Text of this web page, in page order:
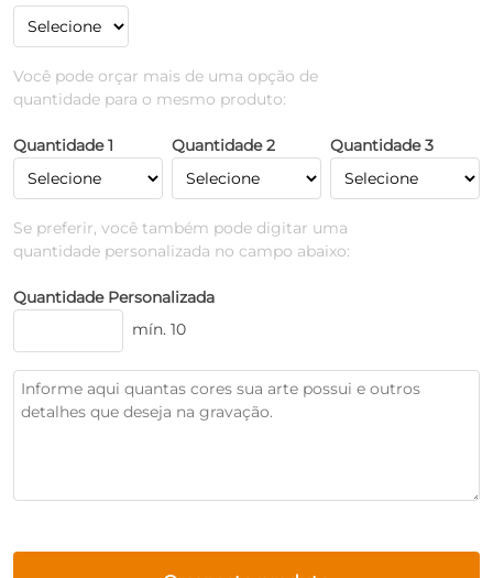
Você pode orçar mais de uma opção de
quantidade para o mesmo produto:
Quantidade 1 Quantidade 2 Quantidade 3
Se preferir, você também pode digitar uma
quantidade personalizada no campo abaixo:
Quantidade Personalizada
mín. 10